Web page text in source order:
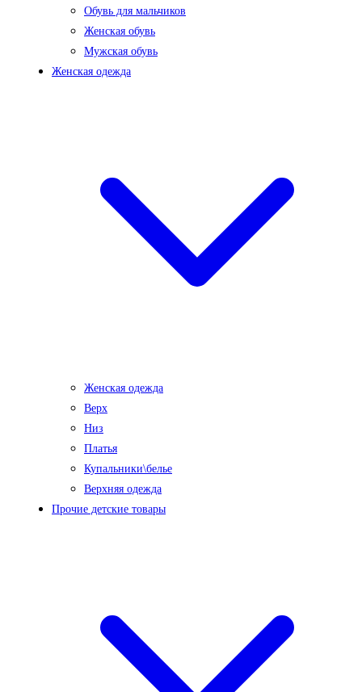
Обувь для мальчиков
Женская обувь
Мужская обувь
Женская одежда
Женская одежда
Верх
Низ
Платья
Купальники\белье
Верхняя одежда
Прочие детские товары